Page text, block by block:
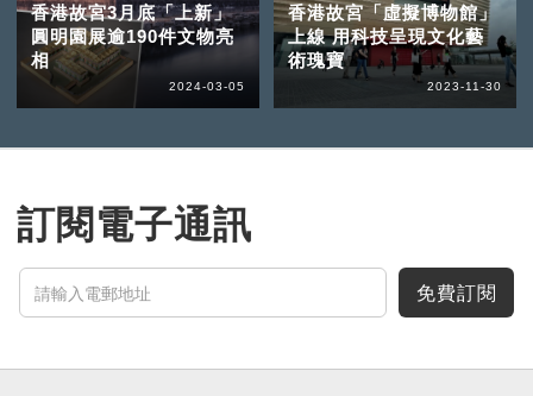
香港故宮3月底「上新」
圓明園展逾190件文物亮
相
2024-03-05
香港故宮「虛擬博物館」
上線 用科技呈現文化藝
術瑰寶
2023-11-30
訂閱電子通訊
免費訂閱